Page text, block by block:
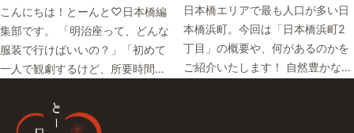
こんにちは！とーんと♡日本橋編
集部です。 「明治座って、どんな
服装で行けばいいの？」「初めて
一人で観劇するけど、所要時間…
日本橋エリアで最も人口が多い日
本橋浜町。今回は「日本橋浜町2
丁目」の概要や、何があるのかを
ご紹介いたします！ 自然豊かな…